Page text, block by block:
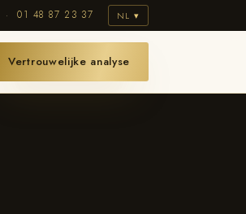
·01 48 87 23 37 NL ▾
Vertrouwelijke analyse